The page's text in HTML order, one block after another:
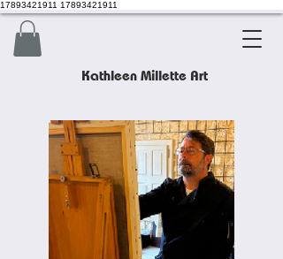
17893421911 17893421911
Kathleen Millette Art